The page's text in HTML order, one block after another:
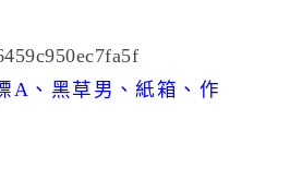
A、黑草男、紙箱、作